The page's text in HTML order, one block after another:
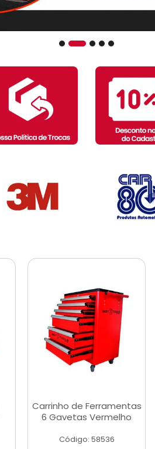
Carrinho de Ferramentas
6 Gavetas Vermelho
Código: 58536